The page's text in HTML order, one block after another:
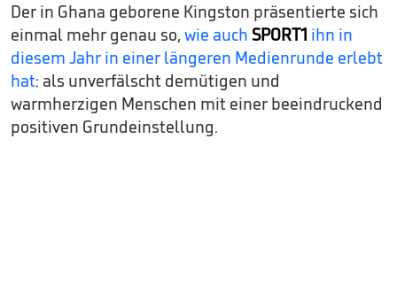
Der in Ghana geborene Kingston präsentierte sich
einmal mehr genau so,wie auch SPORT1 ihn in
diesem Jahr in einer längeren Medienrunde erlebt
hat: als unverfälscht demütigen und
warmherzigen Menschen mit einer beeindruckend
positiven Grundeinstellung.